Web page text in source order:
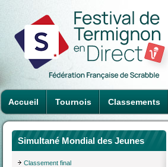
Accueil Tournois Classements
Simultané Mondial des Jeunes
Classement final